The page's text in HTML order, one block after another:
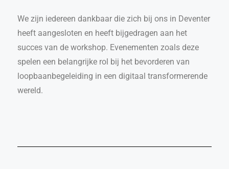
We zijn iedereen dankbaar die zich bij ons in Deventer
heeft aangesloten en heeft bijgedragen aan het
succes van de workshop. Evenementen zoals deze
spelen een belangrijke rol bij het bevorderen van
loopbaanbegeleiding in een digitaal transformerende
wereld.